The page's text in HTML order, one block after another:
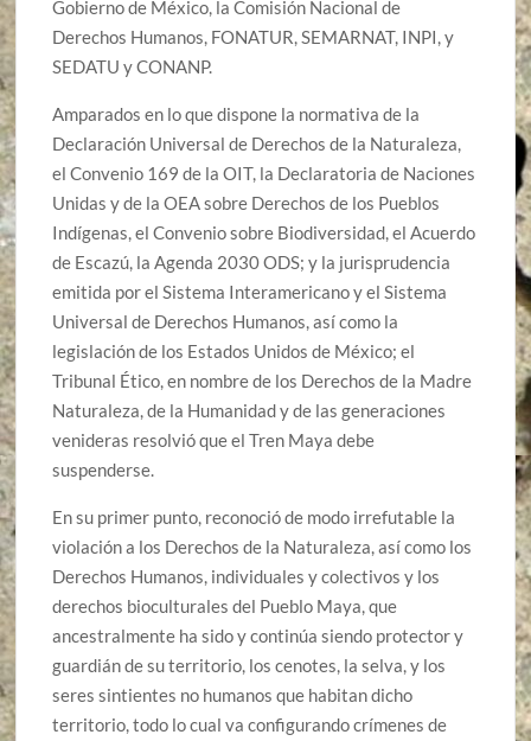
Gobierno de México, la Comisión Nacional de
Derechos Humanos, FONATUR, SEMARNAT, INPI, y
SEDATU y CONANP.
Amparados en lo que dispone la normativa de la
Declaración Universal de Derechos de la Naturaleza,
el Convenio 169 de la OIT, la Declaratoria de Naciones
Unidas y de la OEA sobre Derechos de los Pueblos
Indígenas, el Convenio sobre Biodiversidad, el Acuerdo
de Escazú, la Agenda 2030 ODS; y la jurisprudencia
emitida por el Sistema Interamericano y el Sistema
Universal de Derechos Humanos, así como la
legislación de los Estados Unidos de México; el
Tribunal Ético, en nombre de los Derechos de la Madre
Naturaleza, de la Humanidad y de las generaciones
venideras resolvió que el Tren Maya debe
suspenderse.
En su primer punto, reconoció de modo irrefutable la
violación a los Derechos de la Naturaleza, así como los
Derechos Humanos, individuales y colectivos y los
derechos bioculturales del Pueblo Maya, que
ancestralmente ha sido y continúa siendo protector y
guardián de su territorio, los cenotes, la selva, y los
seres sintientes no humanos que habitan dicho
territorio, todo lo cual va configurando crímenes de